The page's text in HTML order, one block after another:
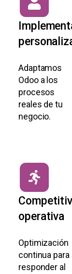
Adaptamos
Odoo a los
procesos
reales de tu
negocio.
operativa
Optimización
continua para
responder al